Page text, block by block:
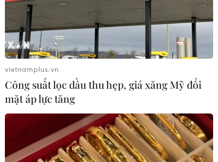
vietnamplus.vn
Công suất lọc dầu thu hẹp, giá xăng Mỹ đối
mặt áp lực tăng